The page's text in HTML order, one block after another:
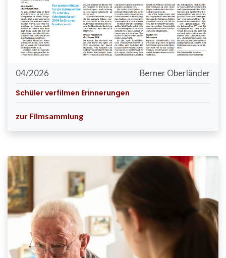
04/2026
Berner Oberländer
Schüler verfilmen Erinnerungen
zur Filmsammlung